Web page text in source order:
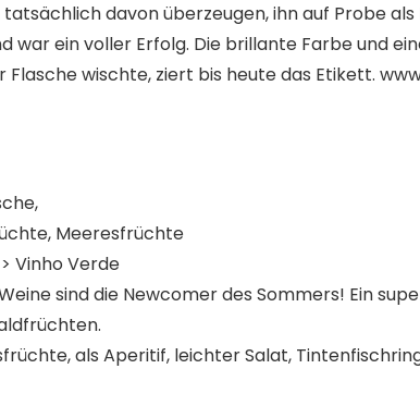
davon überzeugen, ihn auf Probe
war ein voller Erfolg. Die brillante Farbe und
wischte, ziert bis heute das Etikett.
Meeresfrüchte
Vinho Verde
sind die Newcomer des Sommers! Ein
als Aperitif, leichter Salat,